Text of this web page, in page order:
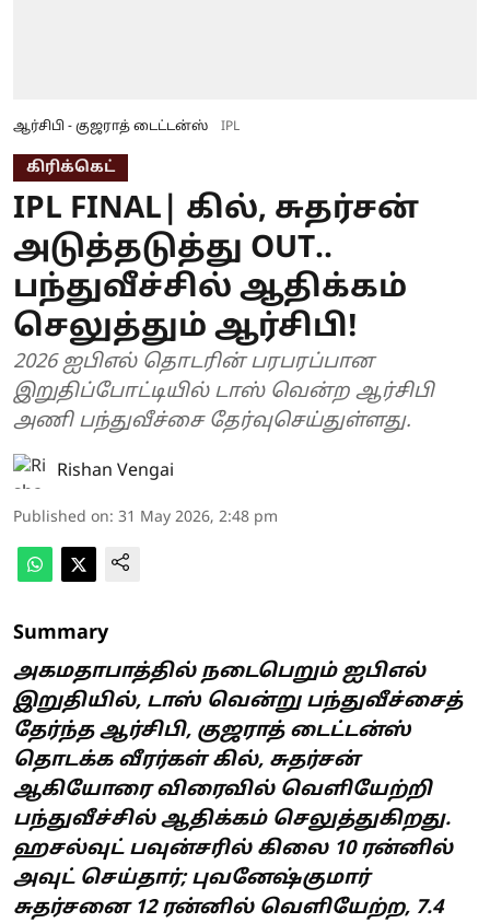
ஆர்சிபி - குஜராத் டைட்டன்ஸ் IPL
கிரிக்கெட்
IPL FINAL| கில், சுதர்சன்
அடுத்தடுத்து OUT..
பந்துவீச்சில் ஆதிக்கம்
செலுத்தும் ஆர்சிபி!
2026 ஐபிஎல் தொடரின் பரபரப்பான
இறுதிப்போட்டியில் டாஸ் வென்ற ஆர்சிபி
அணி பந்துவீச்சை தேர்வுசெய்துள்ளது.
Rishan Vengai
Published on: 31 May 2026, 2:48 pm
Summary
அகமதாபாத்தில் நடைபெறும் ஐபிஎல்
இறுதியில், டாஸ் வென்று பந்துவீச்சைத்
தேர்ந்த ஆர்சிபி, குஜராத் டைட்டன்ஸ்
தொடக்க வீரர்கள் கில், சுதர்சன்
ஆகியோரை விரைவில் வெளியேற்றி
பந்துவீச்சில் ஆதிக்கம் செலுத்துகிறது.
ஹசல்வுட் பவுன்சரில் கிலை 10 ரன்னில்
அவுட் செய்தார்; புவனேஷ்குமார்
சுதர்சனை 12 ரன்னில் வெளியேற்ற, 7.4